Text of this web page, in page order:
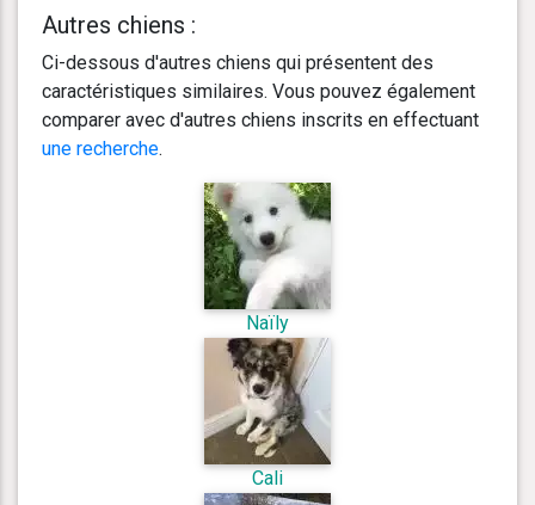
Autres chiens :
Ci-dessous d'autres chiens qui présentent des
caractéristiques similaires. Vous pouvez également
comparer avec d'autres chiens inscrits en effectuant
une recherche.
Naïly
Cali